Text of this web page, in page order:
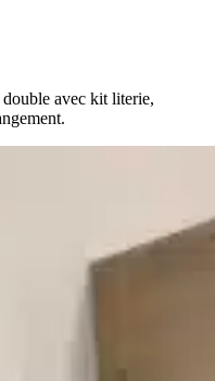
avec kit literie,